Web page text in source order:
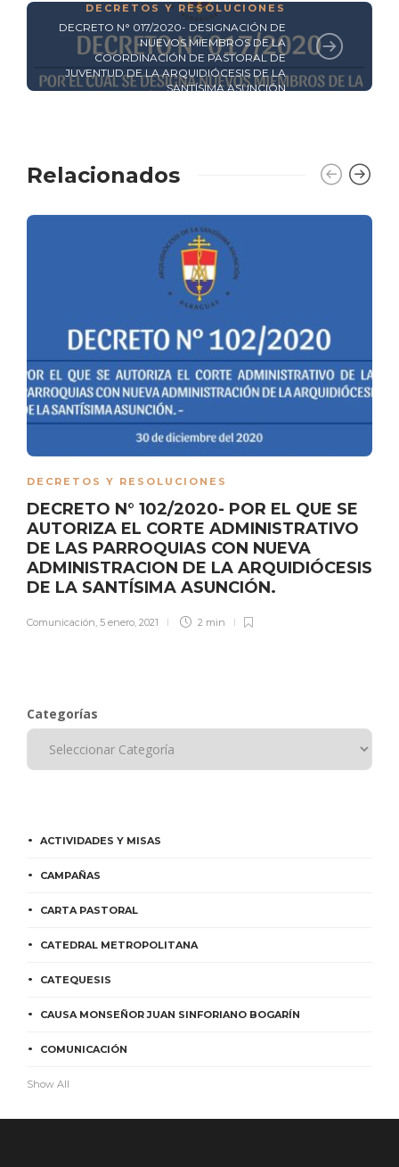
DECRETOS Y RESOLUCIONES
DECRETO N° 017/2020- DESIGNACIÓN DE
NUEVOS MIEMBROS DE LA
COORDINACIÓN DE PASTORAL DE
JUVENTUD DE LA ARQUIDIÓCESIS DE LA
SANTÍSIMA ASUNCIÓN
Relacionados
DECRETOS Y RESOLUCIONES
DECRETO N° 102/2020- POR EL QUE SE
AUTORIZA EL CORTE ADMINISTRATIVO
DE LAS PARROQUIAS CON NUEVA
ADMINISTRACION DE LA ARQUIDIÓCESIS
DE LA SANTÍSIMA ASUNCIÓN.
Comunicación, 5 enero, 2021 2 min
Categorías
ACTIVIDADES Y MISAS
CAMPAÑAS
CARTA PASTORAL
CATEDRAL METROPOLITANA
CATEQUESIS
CAUSA MONSEÑOR JUAN SINFORIANO BOGARÍN
COMUNICACIÓN
Show All